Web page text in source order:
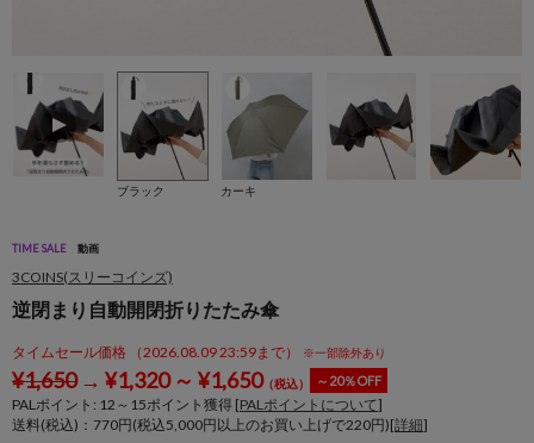
ブラック カーキ
TIME SALE 動画
3COINS(スリーコインズ)
逆閉まり自動開閉折りたたみ傘
タイムセール価格 （2026.08.09 23:59まで） ※一部除外あり
¥1,650→ ¥1,320～ ¥1,650（税込） ～20％OFF
PALポイント: 12 ～ 15ポイント獲得 [PALポイントについて]
送料(税込)：770円(税込5,000円以上のお買い上げで220円)[詳細]